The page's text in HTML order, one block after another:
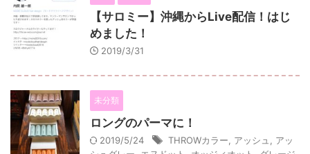
【サロミー】沖縄からLive配信！はじ
めました！
2019/3/31
未分類
ロングのパーマに！
2019/5/24 THROWカラー アッシュ
アッ